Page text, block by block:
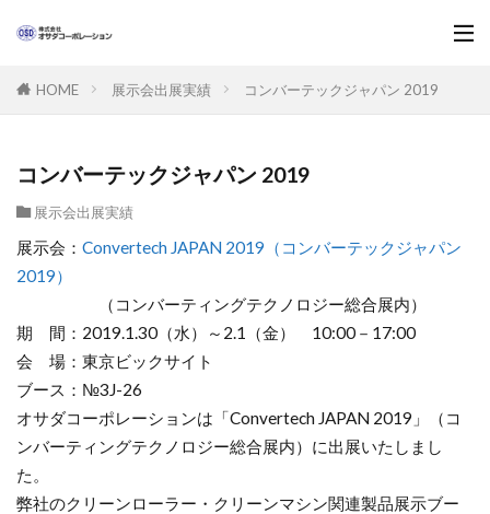
HOME 展示会出展実績 コンバーテックジャパン 2019
コンバーテックジャパン 2019
展示会出展実績
展示会： Convertech JAPAN 2019（コンバーテックジャパン
2019）
（コンバーティングテクノロジー総合展内）
期 間：2019.1.30（水）～2.1（金） 10:00－17:00
会 場：東京ビックサイト
ブース：№3J-26
オサダコーポレーションは「Convertech JAPAN 2019」（コ
ンバーティングテクノロジー総合展内）に出展いたしまし
た。
弊社のクリーンローラー・クリーンマシン関連製品展示ブー